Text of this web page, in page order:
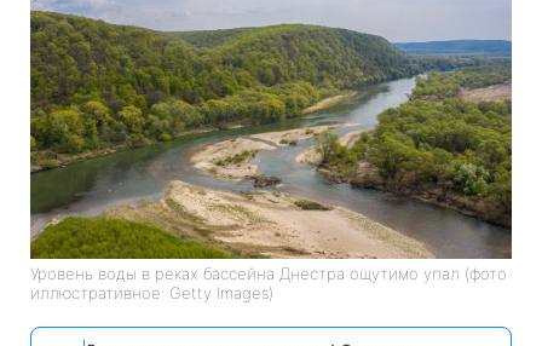
Уровень воды в реках бассейна Днестра ощутимо упал (фото
иллюстративное: Getty Images)